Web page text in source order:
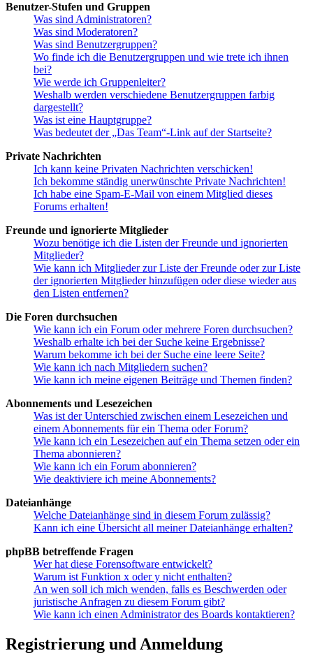
Benutzer-Stufen und Gruppen
Was sind Administratoren?
Was sind Moderatoren?
Was sind Benutzergruppen?
Wo finde ich die Benutzergruppen und wie trete ich ihnen
bei?
Wie werde ich Gruppenleiter?
Weshalb werden verschiedene Benutzergruppen farbig
dargestellt?
Was ist eine Hauptgruppe?
Was bedeutet der „Das Team“-Link auf der Startseite?
Private Nachrichten
Ich kann keine Privaten Nachrichten verschicken!
Ich bekomme ständig unerwünschte Private Nachrichten!
Ich habe eine Spam-E-Mail von einem Mitglied dieses
Forums erhalten!
Freunde und ignorierte Mitglieder
Wozu benötige ich die Listen der Freunde und ignorierten
Mitglieder?
Wie kann ich Mitglieder zur Liste der Freunde oder zur Liste
der ignorierten Mitglieder hinzufügen oder diese wieder aus
den Listen entfernen?
Die Foren durchsuchen
Wie kann ich ein Forum oder mehrere Foren durchsuchen?
Weshalb erhalte ich bei der Suche keine Ergebnisse?
Warum bekomme ich bei der Suche eine leere Seite?
Wie kann ich nach Mitgliedern suchen?
Wie kann ich meine eigenen Beiträge und Themen finden?
Abonnements und Lesezeichen
Was ist der Unterschied zwischen einem Lesezeichen und
einem Abonnements für ein Thema oder Forum?
Wie kann ich ein Lesezeichen auf ein Thema setzen oder ein
Thema abonnieren?
Wie kann ich ein Forum abonnieren?
Wie deaktiviere ich meine Abonnements?
Dateianhänge
Welche Dateianhänge sind in diesem Forum zulässig?
Kann ich eine Übersicht all meiner Dateianhänge erhalten?
phpBB betreffende Fragen
Wer hat diese Forensoftware entwickelt?
Warum ist Funktion x oder y nicht enthalten?
An wen soll ich mich wenden, falls es Beschwerden oder
juristische Anfragen zu diesem Forum gibt?
Wie kann ich einen Administrator des Boards kontaktieren?
Registrierung und Anmeldung